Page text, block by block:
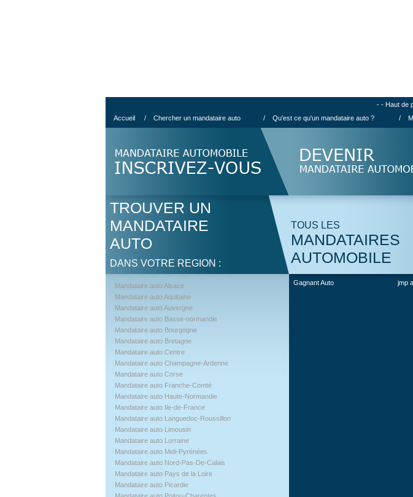
- - Haut de
Accueil
/ Chercher un mandataire auto / Qu'est ce qu'un mandataire auto ? /
TOUS LES
MANDATAIRES
AUTOMOBILE
TROUVER UN
MANDATAIRE
AUTO
DANS VOTRE REGION :
Mandataire auto Alsace
Mandataire auto Aquitaine
Mandataire auto Auvergne
Mandataire auto Basse-normandie
Mandataire auto Bourgogne
Mandataire auto Bretagne
Mandataire auto Centre
Mandataire auto Champagne-Ardenne
Mandataire auto Corse
Mandataire auto Franche-Comté
Mandataire auto Haute-Normandie
Mandataire auto Ile-de-France
Mandataire auto Languedoc-Roussillon
Mandataire auto Limousin
Mandataire auto Lorraine
Mandataire auto Midi-Pyrénées
Mandataire auto Nord-Pas-De-Calais
Mandataire auto Pays de la Loire
Mandataire auto Picardie
Gagnant Auto jmp